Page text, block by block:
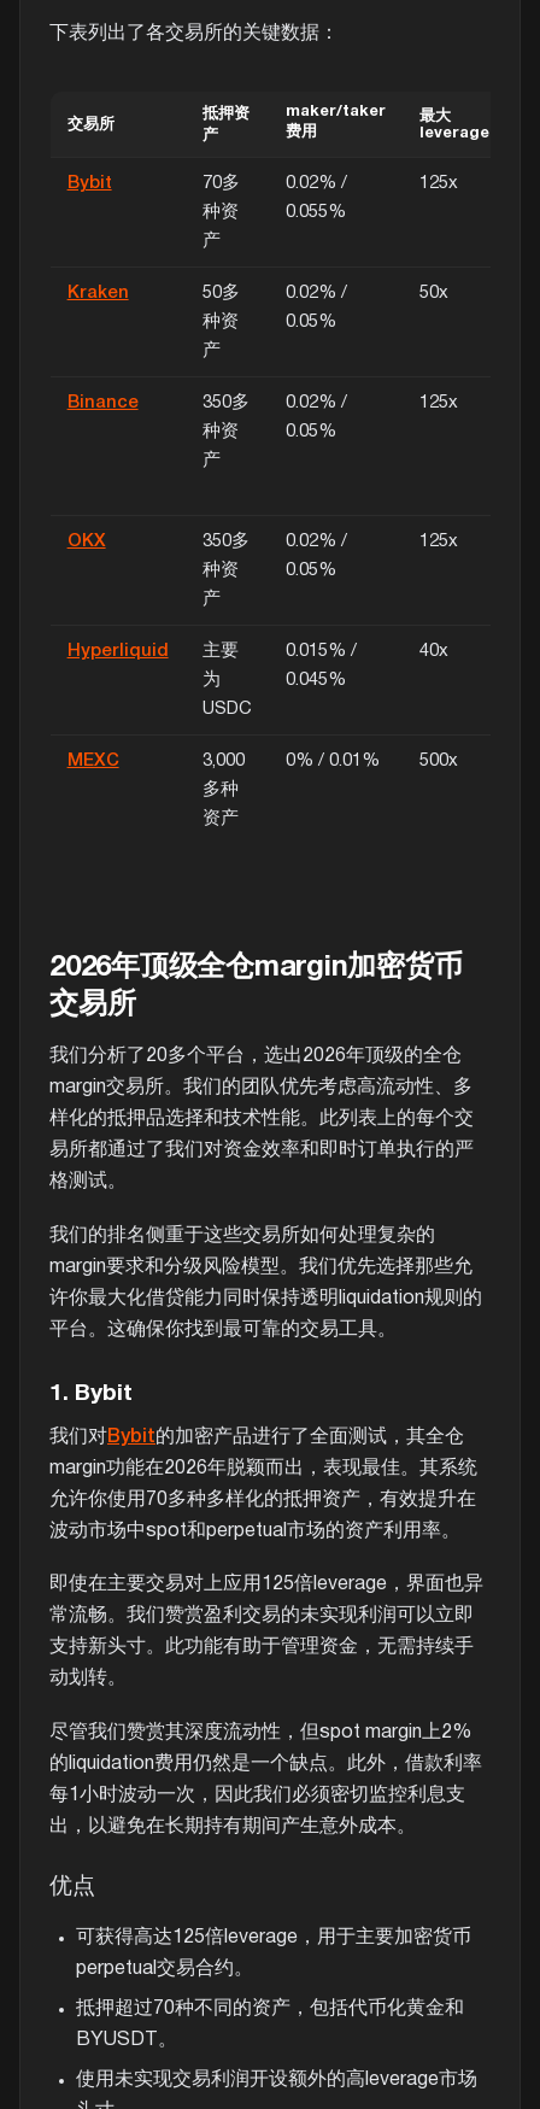
下表列出了各交易所的关键数据：
交易所
抵押资
产
maker/taker
费用
最大
leverage
Bybit
70多
种资
产
0.02% /
0.055%
125x
Kraken
50多
种资
产
0.02% /
0.05%
50x
Binance
350多
种资
产
0.02% /
0.05%
125x
OKX
350多
种资
产
0.02% /
0.05%
125x
Hyperliquid
主要
为
USDC
0.015% /
0.045%
40x
MEXC
3,000
多种
资产
0% / 0.01% 500x
2026年顶级全仓margin加密货币
交易所
我们分析了20多个平台，选出2026年顶级的全仓
margin交易所。我们的团队优先考虑高流动性、多
样化的抵押品选择和技术性能。此列表上的每个交
易所都通过了我们对资金效率和即时订单执行的严
格测试。
我们的排名侧重于这些交易所如何处理复杂的
margin要求和分级风险模型。我们优先选择那些允
许你最大化借贷能力同时保持透明liquidation规则的
平台。这确保你找到最可靠的交易工具。
1. Bybit
我们对Bybit 的加密产品进行了全面测试，其全仓
margin功能在2026年脱颖而出，表现最佳。其系统
允许你使用70多种多样化的抵押资产，有效提升在
波动市场中spot和perpetual市场的资产利用率。
即使在主要交易对上应用125倍leverage，界面也异
常流畅。我们赞赏盈利交易的未实现利润可以立即
支持新头寸。此功能有助于管理资金，无需持续手
动划转。
尽管我们赞赏其深度流动性，但spot margin上2%
的liquidation费用仍然是一个缺点。此外，借款利率
每1小时波动一次，因此我们必须密切监控利息支
出，以避免在长期持有期间产生意外成本。
优点
可获得高达125倍leverage，用于主要加密货币
perpetual交易合约。
抵押超过70种不同的资产，包括代币化黄金和
BYUSDT。
使用未实现交易利润开设额外的高leverage市场